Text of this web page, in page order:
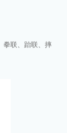
拳联、跆联、摔